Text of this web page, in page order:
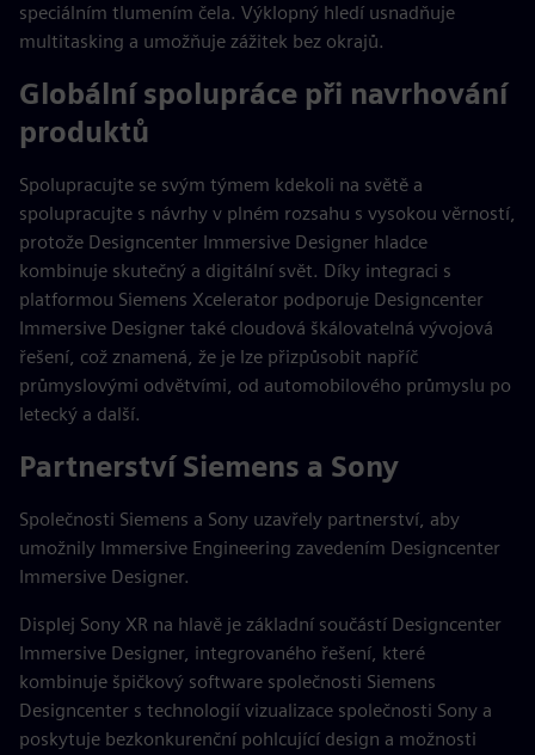
speciálním tlumením čela. Výklopný hledí usnadňuje
multitasking a umožňuje zážitek bez okrajů.
Globální spolupráce při navrhování
produktů
Spolupracujte se svým týmem kdekoli na světě a
spolupracujte s návrhy v plném rozsahu s vysokou věrností,
protože Designcenter Immersive Designer hladce
kombinuje skutečný a digitální svět. Díky integraci s
platformou Siemens Xcelerator podporuje Designcenter
Immersive Designer také cloudová škálovatelná vývojová
řešení, což znamená, že je lze přizpůsobit napříč
průmyslovými odvětvími, od automobilového průmyslu po
letecký a další.
Partnerství Siemens a Sony
Společnosti Siemens a Sony uzavřely partnerství, aby
umožnily Immersive Engineering zavedením Designcenter
Immersive Designer.
Displej Sony XR na hlavě je základní součástí Designcenter
Immersive Designer, integrovaného řešení, které
kombinuje špičkový software společnosti Siemens
Designcenter s technologií vizualizace společnosti Sony a
poskytuje bezkonkurenční pohlcující design a možnosti